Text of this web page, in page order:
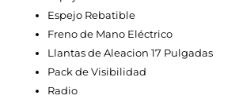
Espejo Rebatible
Freno de Mano Eléctrico
Llantas de Aleacion 17 Pulgadas
Pack de Visibilidad
Radio